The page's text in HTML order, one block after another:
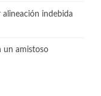
indebida
un amistoso